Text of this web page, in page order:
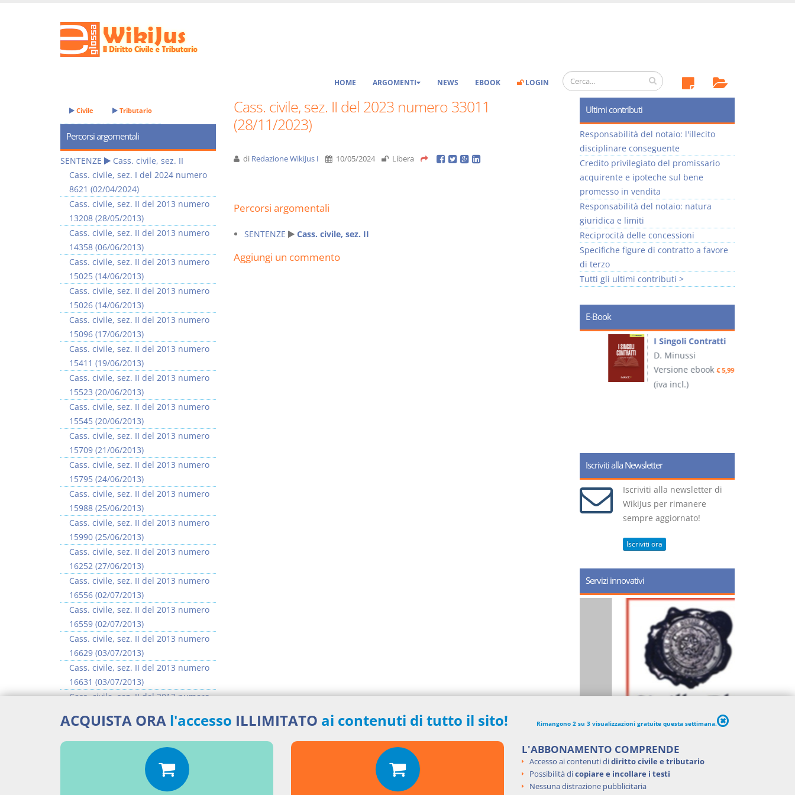
HOME ARGOMENTI NEWS EBOOK LOGIN
Cass. civile, sez. II del 2023 numero 33011
(28/11/2023)
di Redazione WikiJus I 10/05/2024 Libera
Percorsi argomentali
SENTENZE Cass. civile, sez. II
Aggiungi un commento
Civile Tributario
Percorsi argomentali
SENTENZE
Cass. civile, sez. II
Cass. civile, sez. I del 2024 numero
8621 (02/04/2024)
Cass. civile, sez. II del 2013 numero
13208 (28/05/2013)
Cass. civile, sez. II del 2013 numero
14358 (06/06/2013)
Cass. civile, sez. II del 2013 numero
15025 (14/06/2013)
Cass. civile, sez. II del 2013 numero
15026 (14/06/2013)
Cass. civile, sez. II del 2013 numero
15096 (17/06/2013)
Cass. civile, sez. II del 2013 numero
15411 (19/06/2013)
Cass. civile, sez. II del 2013 numero
15523 (20/06/2013)
Cass. civile, sez. II del 2013 numero
15545 (20/06/2013)
Cass. civile, sez. II del 2013 numero
15709 (21/06/2013)
Cass. civile, sez. II del 2013 numero
15795 (24/06/2013)
Cass. civile, sez. II del 2013 numero
15988 (25/06/2013)
Cass. civile, sez. II del 2013 numero
15990 (25/06/2013)
Cass. civile, sez. II del 2013 numero
16252 (27/06/2013)
Cass. civile, sez. II del 2013 numero
16556 (02/07/2013)
Cass. civile, sez. II del 2013 numero
16559 (02/07/2013)
Cass. civile, sez. II del 2013 numero
16629 (03/07/2013)
Cass. civile, sez. II del 2013 numero
16631 (03/07/2013)
Cass. civile, sez. II del 2013 numero
Cass. civile, sez. II del 2013 numero
16637 (03/07/2013)
>> Vai all'argomento completo
Ultimi contributi
Responsabilità del notaio: l'illecito
disciplinare conseguente
Credito privilegiato del promissario
acquirente e ipoteche sul bene
promesso in vendita
Responsabilità del notaio: natura
giuridica e limiti
Reciprocità delle concessioni
Specifiche figure di contratto a favore
di terzo
Tutti gli ultimi contributi >
E-Book
I Vincoli Preliminari
Versione ebook
Usufrutto Uso e
Abitazione
D. Minussi
Versione ebook
(iva incl.)
I Singoli Contratti
D. Minussi
Versione ebook€ 5,99
(iva incl.)
Iscriviti alla Newsletter
Iscriviti alla newsletter di
WikiJus per rimanere
sempre aggiornato!
Iscriviti ora
Servizi innovativi
ACQUISTA ORA l'accesso ILLIMITATO ai contenuti di tutto il sito! Rimangono 2 su 3 visualizzazioni gratuite questa settimana.
L'ABBONAMENTO COMPRENDE
Accesso ai contenuti didiritto civile e tributario
Possibilità dicopiare e incollare i testi
Nessuna distrazione pubblicitaria